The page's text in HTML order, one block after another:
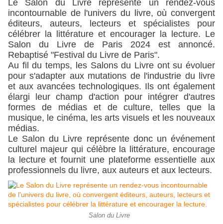
Le Salon du Livre représente un rendez-vous
incontournable de l'univers du livre, où convergent
éditeurs, auteurs, lecteurs et spécialistes pour
célébrer la littérature et encourager la lecture. Le
Salon du Livre de Paris 2024 est annoncé.
Rebaptisé "Festival du Livre de Paris".
Au fil du temps, les Salons du Livre ont su évoluer
pour s'adapter aux mutations de l'industrie du livre
et aux avancées technologiques. Ils ont également
élargi leur champ d'action pour intégrer d'autres
formes de médias et de culture, telles que la
musique, le cinéma, les arts visuels et les nouveaux
médias.
Le Salon du Livre représente donc un événement
culturel majeur qui célèbre la littérature, encourage
la lecture et fournit une plateforme essentielle aux
professionnels du livre, aux auteurs et aux lecteurs.
Salon du Livre